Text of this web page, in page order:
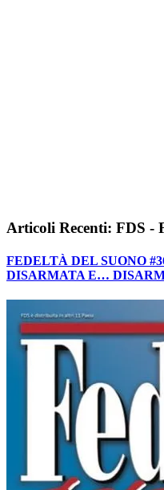
Articoli Recenti: FDS -
FEDELTÀ DEL SUONO
DISARMATA E…